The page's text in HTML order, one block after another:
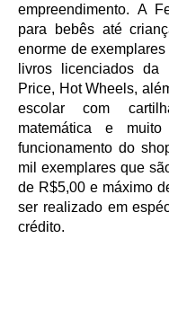
empreendimento. A
para bebês até
enorme de
livros licenciados da
Price, Hot Wheels,
escolar com
matemática e
funcionamento do
mil exemplares que
de R$5,00 e máximo
ser realizado em
crédito.